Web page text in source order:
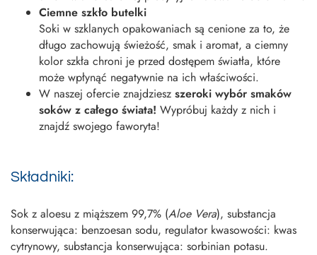
Ciemne szkło butelki
Soki w szklanych opakowaniach są cenione za to, że
długo zachowują świeżość, smak i aromat, a ciemny
kolor szkła chroni je przed dostępem światła, które
może wpłynąć negatywnie na ich właściwości.
W naszej ofercie znajdziesz szeroki wybór smaków
soków z całego świata! Wypróbuj każdy z nich i
znajdź swojego faworyta!
Składniki:
Sok z aloesu z miąższem 99,7% (Aloe Vera), substancja
konserwująca: benzoesan sodu, regulator kwasowości: kwas
cytrynowy, substancja konserwująca: sorbinian potasu.